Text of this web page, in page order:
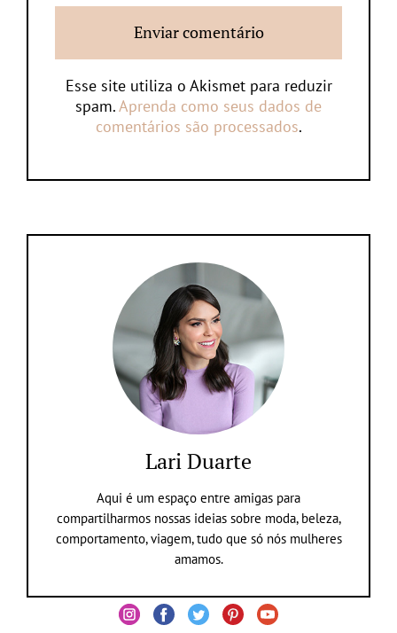
Esse site utiliza o Akismet para reduzir
spam.Aprenda como seus dados de
comentários são processados.
Lari Duarte
Aqui é um espaço entre amigas para
compartilharmos nossas ideias sobre moda, beleza,
comportamento, viagem, tudo que só nós mulheres
amamos.